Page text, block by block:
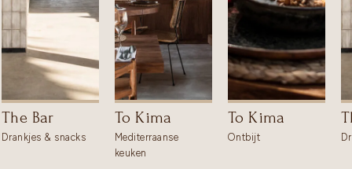
The Bar
Drankjes & snacks
To Kima
Mediterraanse
keuken
To Kima
Ontbijt